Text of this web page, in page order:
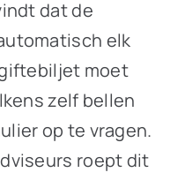
dat de
elk
moet
zelf bellen
op te vragen.
roept dit